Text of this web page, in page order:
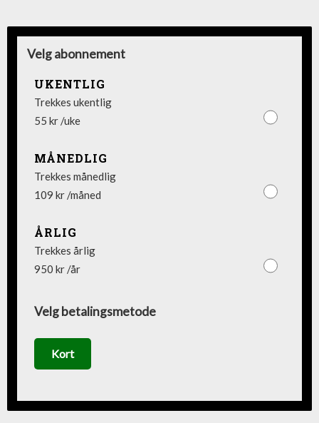
Velg abonnement
UKENTLIG
Trekkes ukentlig
55 kr /uke
MÅNEDLIG
Trekkes månedlig
109 kr /måned
ÅRLIG
Trekkes årlig
950 kr /år
Velg betalingsmetode
Kort